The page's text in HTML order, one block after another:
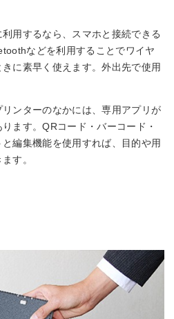
用するなら、スマホと接続できる
などを利用することでワイヤ
に素早く使えます。外出先で使用
ンターのなかには、専用アプリが
ます。QRコード・バーコード・
編集機能を使用すれば、目的や用
す。